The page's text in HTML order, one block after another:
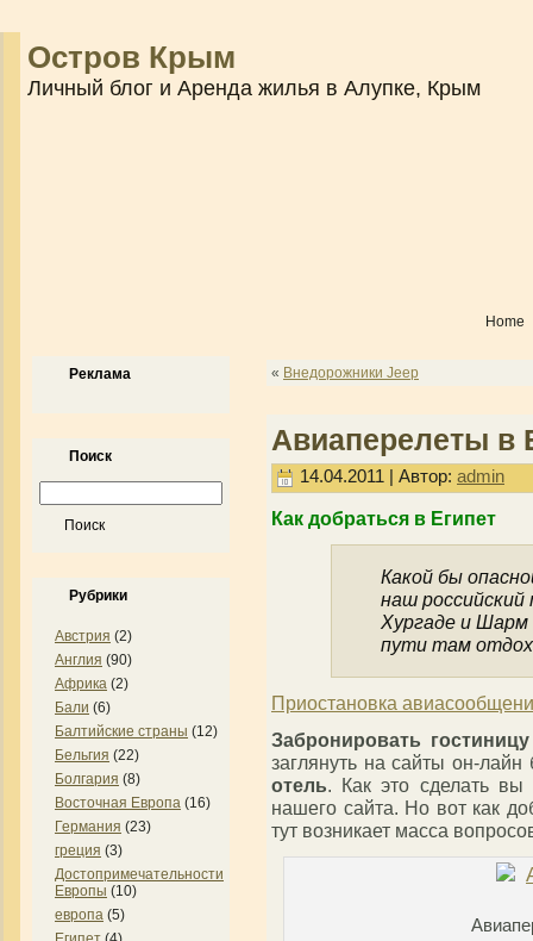
Остров Крым
Личный блог и Аренда жилья в Алупке, Крым
Home
Реклама
Поиск
Рубрики
Австрия (2)
Англия (90)
Африка (2)
Бали (6)
Балтийские страны (12)
Бельгия (22)
Болгария (8)
Восточная Европа (16)
Германия (23)
греция (3)
Достопримечательности
Европы (10)
европа (5)
« Внедорожники Jeep
Авиаперелеты в
14.04.2011 | Автор: admin
Как добраться в Египет
Какой бы
наш
Хургаде и
пути там
Приостановка
Забронировать гостиницу
заглянуть на сайты он-
отель. Как это сделать вы
нашего сайта. Но вот как
тут возникает масса